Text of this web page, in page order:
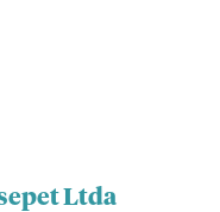
Ltda